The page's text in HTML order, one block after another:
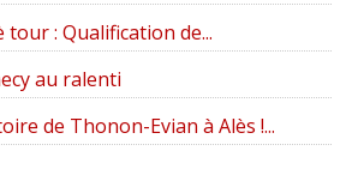
tour : Qualification de...
au ralenti
de Thonon-Evian à Alès !...